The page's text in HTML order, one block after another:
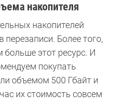
накопителя
накопителей
перезаписи. Более того,
этот ресурс. И
покупать
объемом 500 Гбайт и
их стоимость совсем